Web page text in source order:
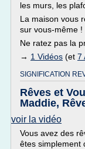
les murs, les
La maison vous
sur vous-même !
Ne ratez pas la
→ 1 Vidéos (et 7
SIGNIFICATION
Rêves et
Maddie,
voir la vidéo
Vous avez des
êtes simplement